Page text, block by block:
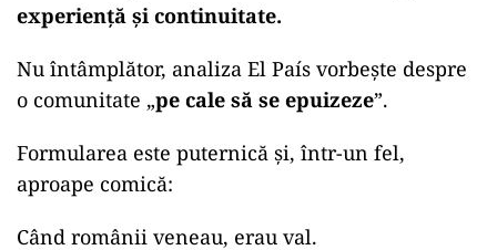
experiență și continuitate.
Nu întâmplător, analiza El País vorbește despre
o comunitate „pe cale să se epuizeze”.
Formularea este puternică și, într-un fel,
aproape comică:
Când românii veneau, erau val.